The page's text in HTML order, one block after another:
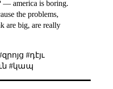
america is boring.
the problems,
are big, are really
#դէյւ
#կապ